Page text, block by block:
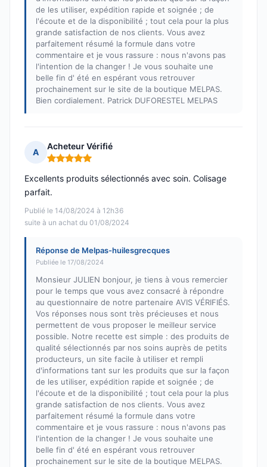
de les utiliser, expédition rapide et soignée ; de
l'écoute et de la disponibilité ; tout cela pour la plus
grande satisfaction de nos clients. Vous avez
parfaitement résumé la formule dans votre
commentaire et je vous rassure : nous n'avons pas
l'intention de la changer ! Je vous souhaite une
belle fin d' été en espérant vous retrouver
prochainement sur le site de la boutique MELPAS.
Bien cordialement. Patrick DUFORESTEL MELPAS
A
Acheteur Vérifié
Note : 5 sur 5
Publié le 14/08/2024 à 12h36
suite à un achat du 01/08/2024
Excellents produits sélectionnés avec soin. Colisage
parfait.
Réponse de Melpas-huilesgrecques
Publiée le 17/08/2024
Monsieur JULIEN bonjour, je tiens à vous remercier
pour le temps que vous avez consacré à répondre
au questionnaire de notre partenaire AVIS VÉRIFIÉS.
Vos réponses nous sont très précieuses et nous
permettent de vous proposer le meilleur service
possible. Notre recette est simple : des produits de
qualité sélectionnés par nos soins auprès de petits
producteurs, un site facile à utiliser et rempli
d'informations tant sur les produits que sur la façon
de les utiliser, expédition rapide et soignée ; de
l'écoute et de la disponibilité ; tout cela pour la plus
grande satisfaction de nos clients. Vous avez
parfaitement résumé la formule dans votre
commentaire et je vous rassure : nous n'avons pas
l'intention de la changer ! Je vous souhaite une
belle fin d' été en espérant vous retrouver
prochainement sur le site de la boutique MELPAS.